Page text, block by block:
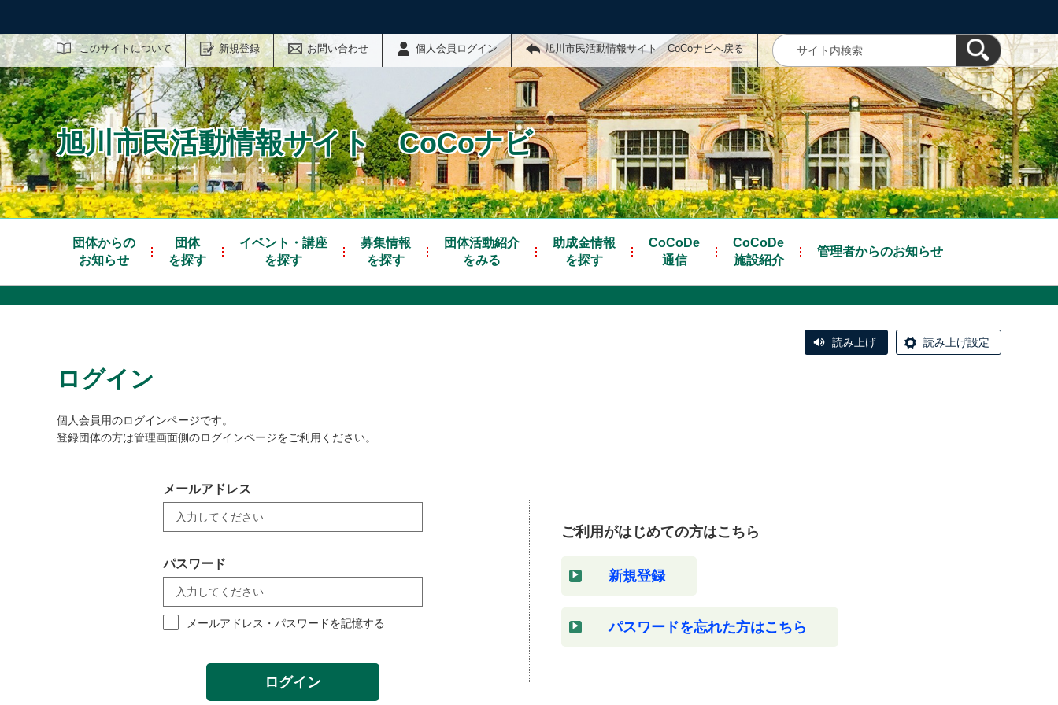
このサイトについて 新規登録 お問い合わせ 個人会員ログイン 旭川市民活動情報サイト CoCoナビへ戻る
サイト内検索
旭川市民活動情報サイト CoCoナビ
団体からの
お知らせ
団体
を探す
イベント・講座
を探す
募集情報
を探す
団体活動紹介
をみる
助成金情報
を探す
CoCoDe
通信
CoCoDe
施設紹介
管理者からのお知らせ
読み上げ 読み上げ設定
ログイン
個人会員用のログインページです。
登録団体の方は管理画面側のログインページをご利用ください。
メールアドレス
パスワード
メールアドレス・パスワードを記憶する
ログイン
ご利用がはじめての方はこちら
新規登録
パスワードを忘れた方はこちら